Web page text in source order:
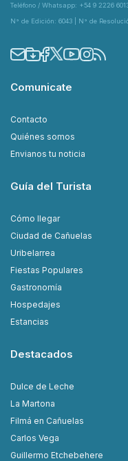
Teléfono / Whatsapp: +54 9 2226
N° de Edición: 6043 | N° de
Comunicate
Contacto
Quiénes somos
Envianos tu noticia
Guía del Turista
Cómo llegar
Ciudad de Cañuelas
Uribelarrea
Fiestas Populares
Gastronomía
Hospedajes
Estancias
Destacados
Dulce de Leche
La Martona
Filmá en Cañuelas
Carlos Vega
Guillermo Etchebehere